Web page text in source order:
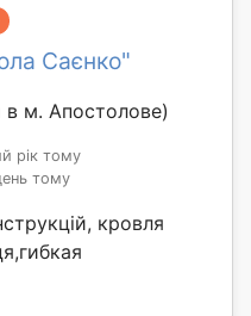
Саєнко"
м. Апостолове)
рік тому
тому
кровля